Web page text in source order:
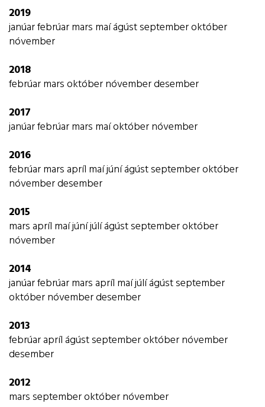
2019
janúarfebrúarmars maíágústseptemberoktóber
nóvember
2018
febrúarmarsoktóbernóvemberdesember
2017
janúarfebrúarmars maíoktóbernóvember
2016
febrúarmarsapríl maíjúníágústseptemberoktóber
nóvemberdesember
2015
marsapríl maíjúníjúlíágústseptemberoktóber
nóvember
2014
janúarfebrúarmarsapríl maíjúlíágústseptember
októbernóvemberdesember
2013
febrúaraprílágústseptemberoktóbernóvember
desember
2012
marsseptemberoktóbernóvember